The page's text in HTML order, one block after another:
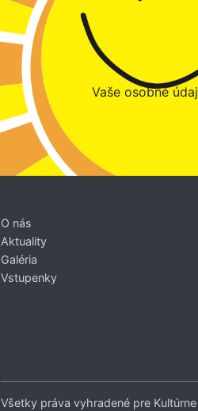
Vaše osobné
O nás
Aktuality
Galéria
Vstupenky
Všetky práva vyhradené pre